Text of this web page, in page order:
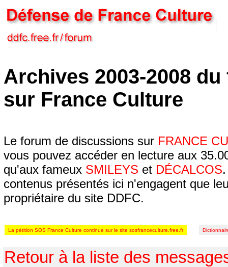
Archives 2003-2008
sur France Culture
Le forum de discussions sur FRANCE
vous pouvez accéder en lecture aux
qu'aux fameux SMILEYS et DÉCALCOS
contenus présentés ici n'engagent que
propriétaire du site DDFC.
La pétition SOS France Culture continue sur le site sosfranceculture.free.fr
Retour à la liste des